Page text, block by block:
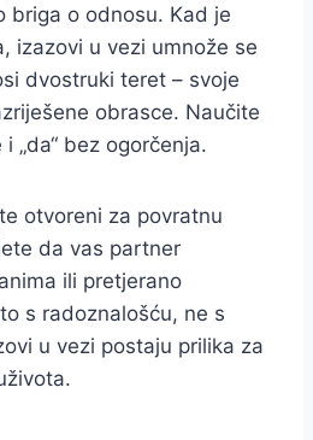
briga o odnosu. Kad je
izazovi u vezi umnože se
dvostruki teret – svoje
obrasce. Naučite
„da“ bez ogorčenja.
otvoreni za povratnu
da vas partner
ili pretjerano
s radoznalošću, ne s
u vezi postaju prilika za